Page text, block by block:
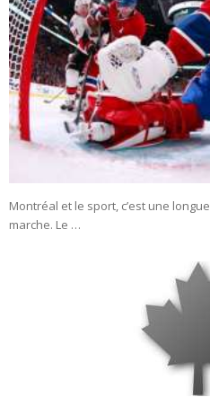
Montréal et le sport, c’est une
marche. Le …